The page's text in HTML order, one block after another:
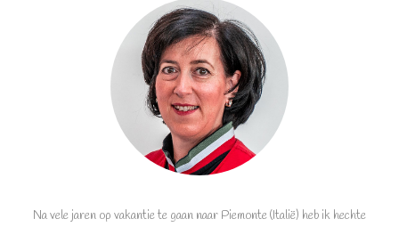
Na vele jaren op vakantie te gaan naar Piemonte (Italië) heb ik hechte